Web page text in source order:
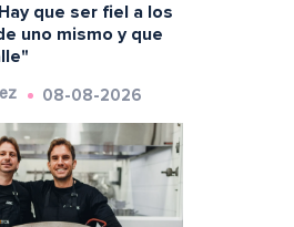
que ser fiel a los
uno mismo y que
08-08-2026